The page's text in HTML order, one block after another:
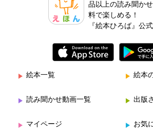
品以上の読み聞か
料で楽しめる！
『絵本ひろば』公
絵本一覧 絵本
読み聞かせ動画一覧 出版
マイページ お気